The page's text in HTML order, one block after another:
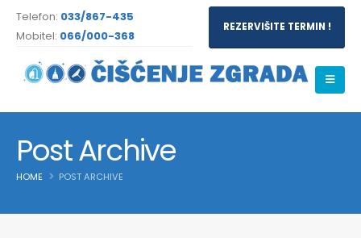
Telefon: 033/867-435
Mobitel: 066/000-368
REZERVIŠITE TERMIN !
Post Archive
HOME POST ARCHIVE